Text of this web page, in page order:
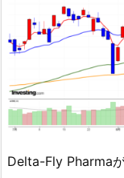
Delta-Fly Pharma